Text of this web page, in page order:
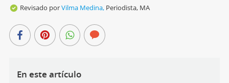
Revisado porVilma Medina, Periodista, MA
En este artículo